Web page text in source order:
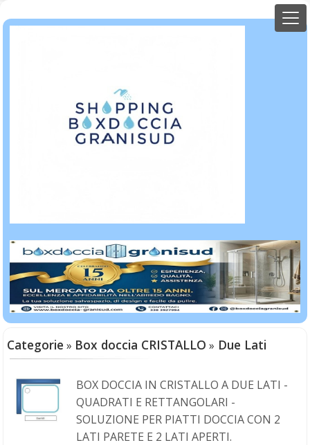
Categorie » Box doccia CRISTALLO » Due Lati
BOX DOCCIA IN CRISTALLO A DUE LATI -
QUADRATI E RETTANGOLARI -
SOLUZIONE PER PIATTI DOCCIA CON 2
LATI PARETE E 2 LATI APERTI.